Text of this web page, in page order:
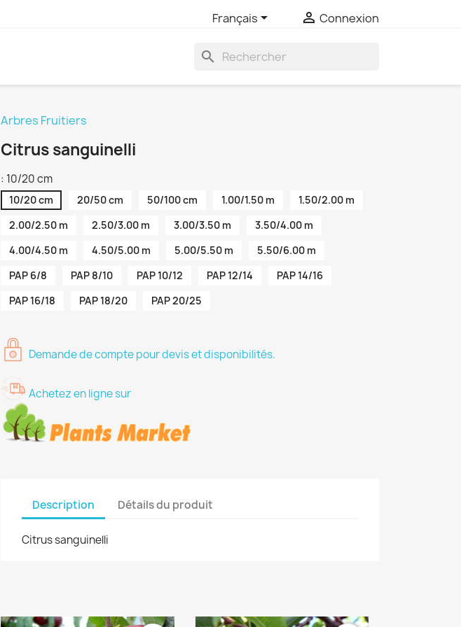
Français  Connexion
search
Arbres Fruitiers
Citrus sanguinelli
: 10/20 cm
10/20 cm 20/50 cm 50/100 cm 1.00/1.50 m
1.50/2.00 m
2.00/2.50 m
2.50/3.00 m 3.00/3.50 m
3.50/4.00 m
4.00/4.50 m
4.50/5.00 m 5.00/5.50 m
5.50/6.00 m
PAP 6/8
PAP 8/10 PAP 10/12 PAP 12/14
PAP 14/16
PAP 16/18
PAP 18/20 PAP 20/25
Demande de compte pour devis et disponibilités.
Achetez en ligne sur
Description Détails du produit
Citrus sanguinelli